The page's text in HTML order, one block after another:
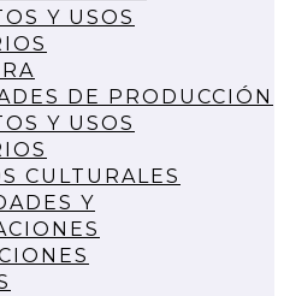
Y USOS
DE PRODUCCIÓN
Y USOS
CULTURALES
Y